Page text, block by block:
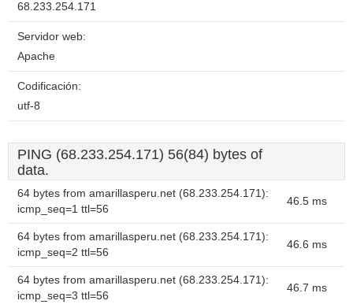
68.233.254.171
Servidor web:
Apache
Codificación:
utf-8
PING (68.233.254.171) 56(84) bytes of
data.
64 bytes from amarillasperu.net (68.233.254.171):
icmp_seq=1 ttl=56
46.5 ms
64 bytes from amarillasperu.net (68.233.254.171):
icmp_seq=2 ttl=56
46.6 ms
64 bytes from amarillasperu.net (68.233.254.171):
icmp_seq=3 ttl=56
46.7 ms